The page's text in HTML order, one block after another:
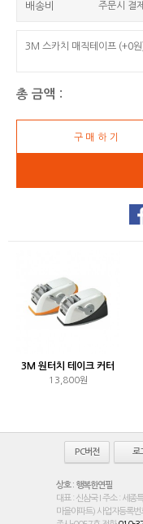
배송비 주문시 결제
3M 스카치 매직테이프 (+0원
총 금액 :
3M 원터치 테이크 커터
13,800원
PC버전 로
상호 : 행복한연필
대표 : 신삼국 I 주소 : 세
마을아파트) 사업자등록